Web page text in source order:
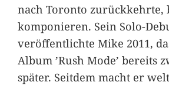
nach Toronto zurückkehrte,
komponieren. Sein Solo-
veröffentlichte Mike 2011,
Album ’Rush Mode’ bereits
später. Seitdem macht er